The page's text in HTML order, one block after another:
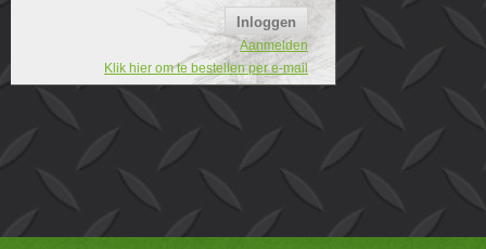
Aanmelden
Klik hier om te bestellen per e-mail